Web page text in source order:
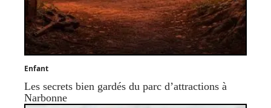
Enfant
Les secrets bien gardés du parc d’attractions à
Narbonne